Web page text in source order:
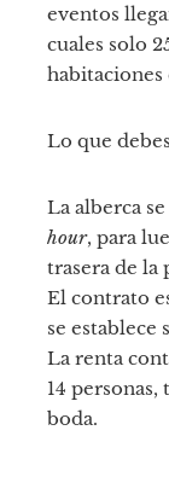
eventos
cuales solo
habitaciones
Lo que
La alberca
hour, para
trasera de la
El contrato
se establece
La renta
14
boda.